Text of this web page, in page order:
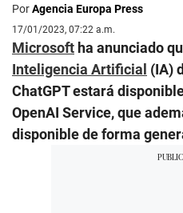
PorAgencia Europa Press
17/01/2023, 07:22 a.m.
Microsoft ha anunciado
Inteligencia Artificial (IA)
ChatGPT estará
OpenAI Service, que
disponible de forma